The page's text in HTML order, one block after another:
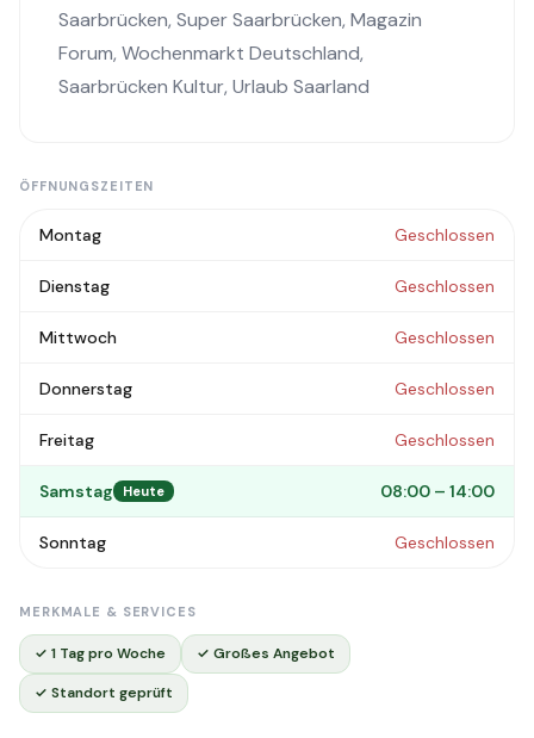
Saarbrücken, Super Saarbrücken, Magazin
Forum, Wochenmarkt Deutschland,
Saarbrücken Kultur, Urlaub Saarland
ÖFFNUNGSZEITEN
Montag Geschlossen
Dienstag Geschlossen
Mittwoch Geschlossen
Donnerstag Geschlossen
Freitag Geschlossen
Samstag Heute 08:00 – 14:00
Sonntag Geschlossen
MERKMALE & SERVICES
✓ 1 Tag pro Woche ✓ Großes Angebot
✓ Standort geprüft